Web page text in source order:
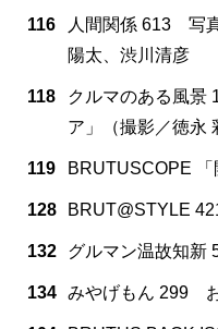
116
人間関係 613 写
陽太、渋川清彦
118
クルマのある風景
ア」（撮影／徳永
119 BRUTUSCOPE
128 BRUT@STYLE
132 グルマン温故知
134 みやげもん 299